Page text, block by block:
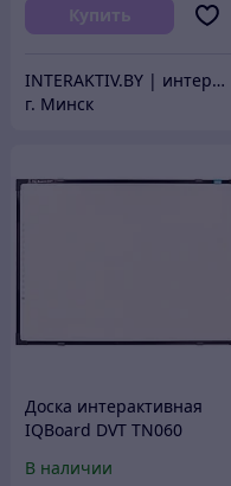
Купить
INTERAKTIV.BY | интерактивное оборудование
г. Минск
Доска интерактивная
IQBoard DVT TN060
В наличии